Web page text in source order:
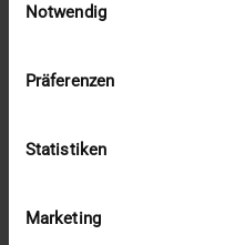
Notwendig
Präferenzen
Statistiken
Marketing